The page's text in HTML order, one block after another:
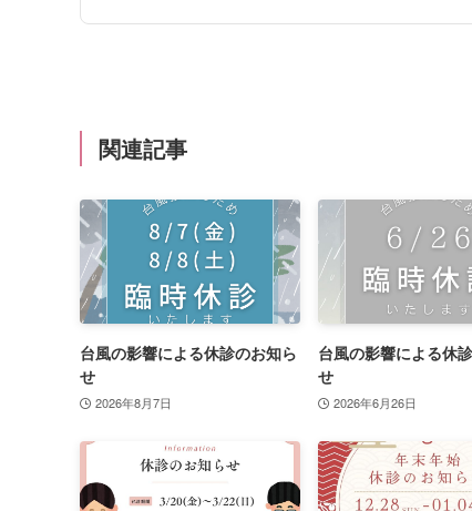
関連記事
台風の影響による休診のお知ら
せ
2026年8月7日
台風の影響による休
せ
2026年6月26日